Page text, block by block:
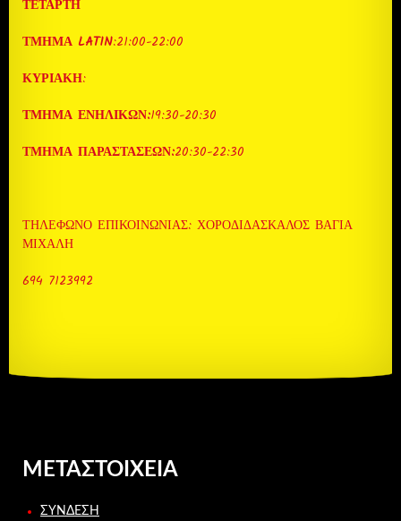
ΤΕΤΑΡΤΗ
ΤΜΗΜΑ LATIN:21:00-22:00
ΚΥΡΙΑΚΗ:
ΤΜΗΜΑ ΕΝΗΛΙΚΩΝ:19:30-20:30
ΤΜΗΜΑ ΠΑΡΑΣΤΑΣΕΩΝ:20:30-22:30
ΤΗΛΈΦΩΝΟ ΕΠΙΚΟΙΝΩΝΊΑΣ: ΧΟΡΟΔΙΔΑΣΚΑΛΟΣ ΒΆΓΙΑ
ΜΙΧΆΛΗ
694 7123992
ΜΕΤΑΣΤΟΙΧΕΊΑ
ΣΎΝΔΕΣΗ